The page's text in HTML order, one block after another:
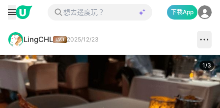
下載App
LingCHL 2025/12/23
1/3